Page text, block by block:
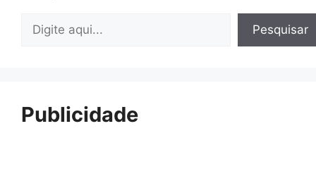
Pesquisar Pesquisar
Publicidade